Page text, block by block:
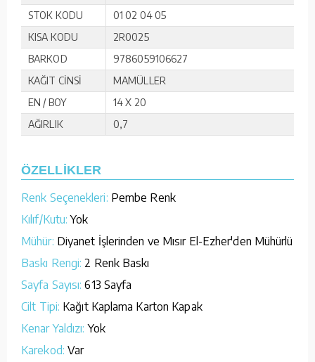
STOK KODU
01 02 04 05
KISA KODU
2R0025
BARKOD
9786059106627
KAĞIT CİNSİ
MAMÜLLER
EN / BOY
14 X 20
AĞIRLIK
0,7
ÖZELLİKLER
Renk Seçenekleri: Pembe Renk
Kılıf/Kutu: Yok
Mühür: Diyanet İşlerinden ve Mısır El-Ezher'den Mühürlü
Baskı Rengi: 2 Renk Baskı
Sayfa Sayısı: 613 Sayfa
Cilt Tipi: Kağıt Kaplama Karton Kapak
Kenar Yaldızı: Yok
Karekod: Var